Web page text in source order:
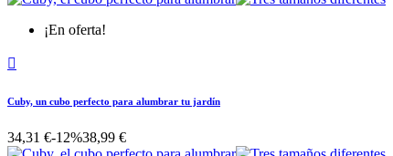
¡En oferta!

Cuby, un cubo perfecto para alumbrar tu jardín
34,31 €-12%38,99 €